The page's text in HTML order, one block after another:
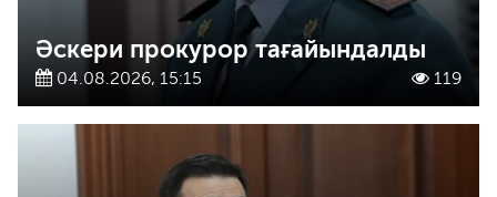
Әскери прокурор тағайындалды
04.08.2026, 15:15 119